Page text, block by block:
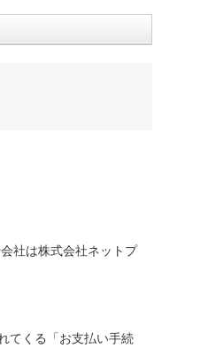
社は株式会社ネットプ
てくる「お支払い手続